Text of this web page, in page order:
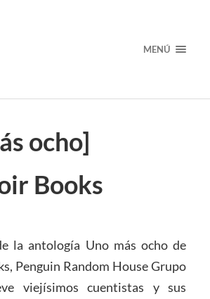
MENÚ
ocho]
Books
la antología Uno más ocho de
Penguin Random House Grupo
viejísimos cuentistas y sus